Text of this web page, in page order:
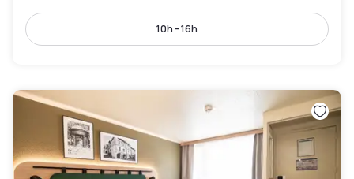
10h - 16h